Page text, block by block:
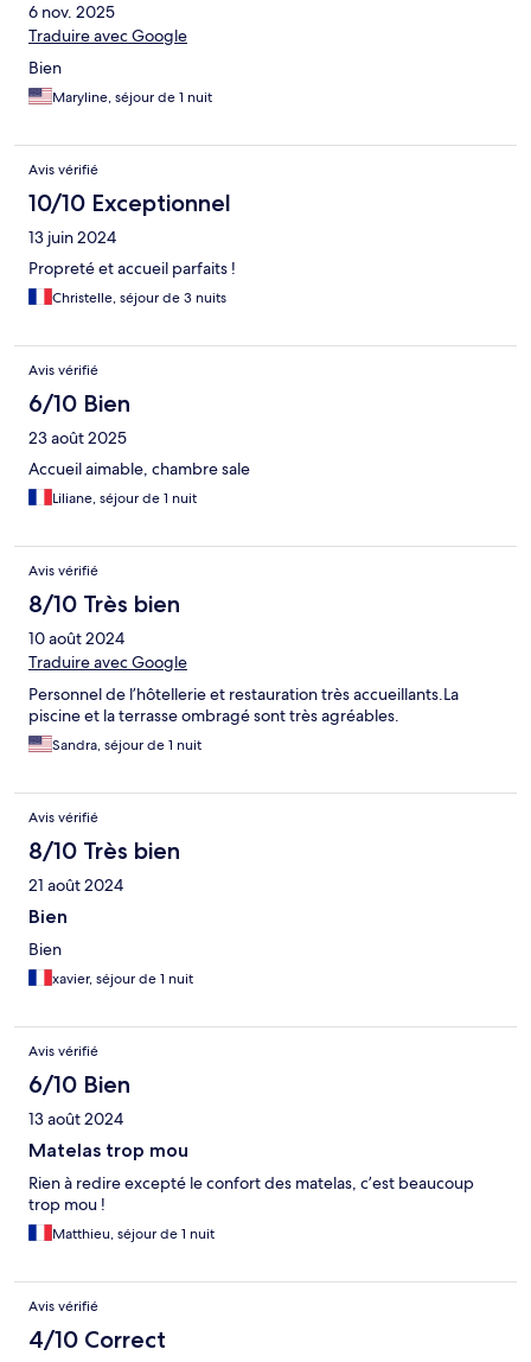
6 nov. 2025
Traduire avec Google
Bien
Maryline, séjour de 1 nuit
Avis vérifié
10/10 Exceptionnel
13 juin 2024
Propreté et accueil parfaits !
Christelle, séjour de 3 nuits
Avis vérifié
6/10 Bien
23 août 2025
Accueil aimable, chambre sale
Liliane, séjour de 1 nuit
Avis vérifié
8/10 Très bien
10 août 2024
Traduire avec Google
Personnel de l’hôtellerie et restauration très accueillants.La
piscine et la terrasse ombragé sont très agréables.
Sandra, séjour de 1 nuit
Avis vérifié
8/10 Très bien
21 août 2024
Bien
Bien
xavier, séjour de 1 nuit
Avis vérifié
6/10 Bien
13 août 2024
Matelas trop mou
Rien à redire excepté le confort des matelas, c’est beaucoup
trop mou !
Matthieu, séjour de 1 nuit
Avis vérifié
4/10 Correct